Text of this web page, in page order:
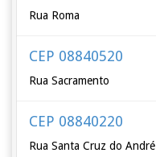
Rua Roma
CEP 08840520
Rua Sacramento
CEP 08840220
Rua Santa Cruz do André